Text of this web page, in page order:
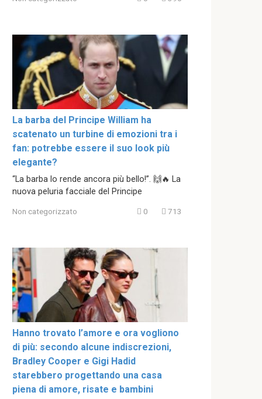
La barba del Principe William ha
scatenato un turbine di emozioni tra i
fan: potrebbe essere il suo look più
elegante?
“La barba lo rende ancora più bello!”. 🙌🔥 La
nuova peluria facciale del Principe
Non categorizzato 0 713
Hanno trovato l’amore e ora vogliono
di più: secondo alcune indiscrezioni,
Bradley Cooper e Gigi Hadid
starebbero progettando una casa
piena di amore, risate e bambini